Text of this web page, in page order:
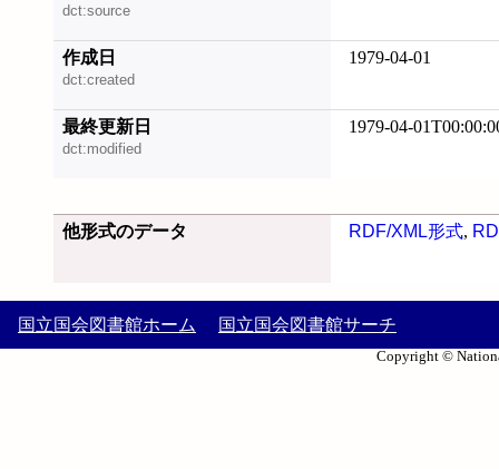
dct:source
作成日
dct:created
1979-04-01
最終更新日
dct:modified
1979-04-
他形式のデータ RDF/XML形式,
国立国会図書館ホーム 国立国会図書館サーチ
Copyright ©